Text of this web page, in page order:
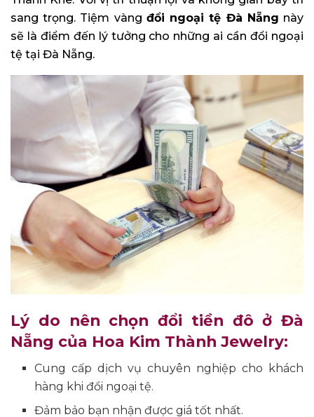
sang trọng. Tiệm vàng đổi ngoại tệ Đà Nẵng này
sẽ là điểm đến lý tưởng cho những ai cần đổi ngoại
tệ tại Đà Nẵng.
Lý do nên chọn đổi tiền đô ở Đà
Nẵng của Hoa Kim Thành Jewelry:
Cung cấp dịch vụ chuyên nghiệp cho khách
hàng khi đổi ngoại tệ.
Đảm bảo bạn nhận được giá tốt nhất.